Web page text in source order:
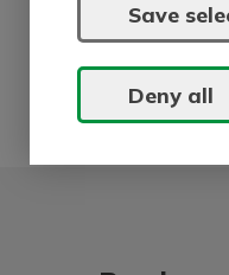
Save
Deny all